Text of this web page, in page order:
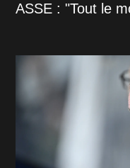
ASSE : "Tout le